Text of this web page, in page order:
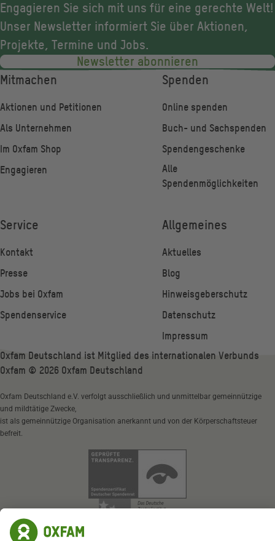
Engagieren Sie sich mit uns für eine gerechte Welt!
Unser Newsletter informiert Sie über Aktionen,
Projekte, Termine und Jobs.
Newsletter abonnieren
Fußzeile
Mitmachen
Aktionen und Petitionen
Als Unternehmen
Im Oxfam Shop
Engagieren
Spenden
Online spenden
Buch- und Sachspenden
Spendengeschenke
Alle
Spendenmöglichkeiten
Service
Kontakt
Presse
Jobs bei Oxfam
Spendenservice
Allgemeines
Aktuelles
Blog
Hinweisgeberschutz
Datenschutz
Impressum
Oxfam Deutschland ist Mitglied des internationalen Verbunds
Oxfam © 2026 Oxfam Deutschland
Oxfam Deutschland e.V. verfolgt ausschließlich und unmittelbar gemeinnützige
und mildtätige Zwecke,
ist als gemeinnützige Organisation anerkannt und von der Körperschaftsteuer
befreit.